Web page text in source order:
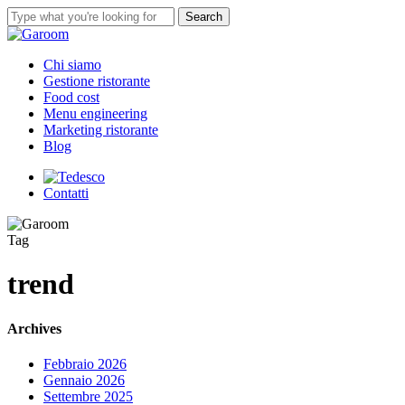
Skip
to
content
Search
Close
Menu
Chi siamo
Gestione ristorante
Food cost
Menu engineering
Marketing ristorante
Blog
Contatti
Tag
trend
Archives
Febbraio 2026
Gennaio 2026
Settembre 2025